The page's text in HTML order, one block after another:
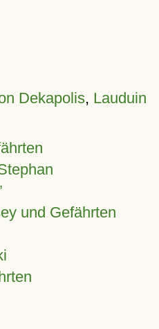
Dekapolis, Lauduin
und Gefährten